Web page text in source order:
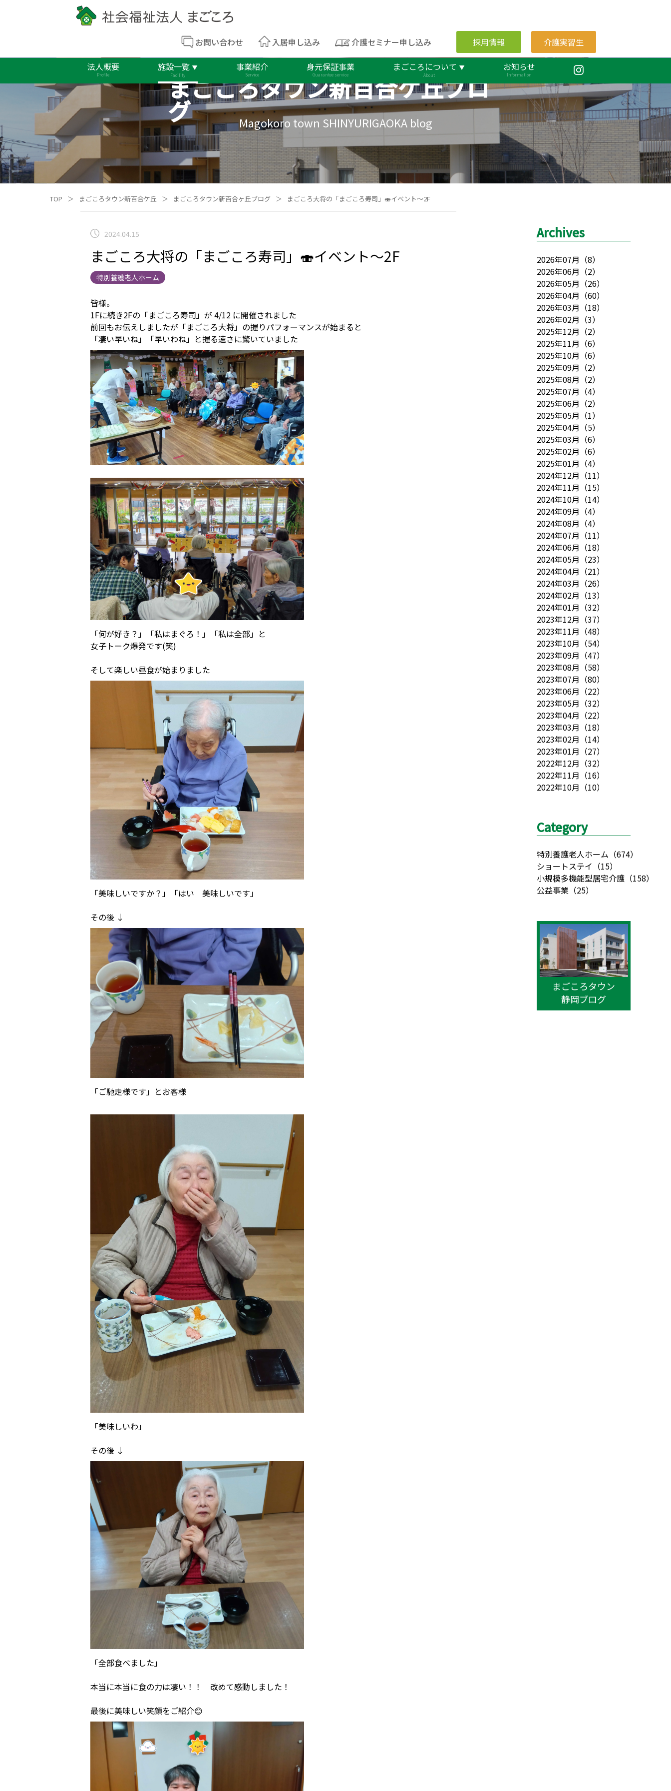
お問い合わせ 入居申し込み 介護セミナー申し込み 採用情報 介護実習生
法人概要
Profile
施設一覧
Facility
事業紹介
Service
身元保証事業
Guarantee service
まごころについて
About
お知らせ
Information
まごころタウン新百合ケ丘ブロ
グ Magokoro town SHINYURIGAOKA blog
TOP ＞ まごころタウン新百合ケ丘 ＞ まごころタウン新百合ヶ丘ブログ ＞ まごころ大将の「まごころ寿司」🍣イベント～2F
2024.04.15
まごころ大将の「まごころ寿司」🍣イベント～2F
特別養護老人ホーム
皆様。
1Fに続き2Fの「まごころ寿司」が 4/12 に開催されました
前回もお伝えしましたが「まごころ大将」の握りパフォーマンスが始まると
「凄い早いね」「早いわね」と握る速さに驚いていました
「何が好き？」「私はまぐろ！」「私は全部」と
女子トーク爆発です(笑)
そして楽しい昼食が始まりました
「美味しいですか？」「はい 美味しいです」
その後 ↓
「ご馳走様です」とお客様
「美味しいわ」
その後 ↓
「全部食べました」
本当に本当に食の力は凄い！！ 改めて感動しました！
最後に美味しい笑顔をご紹介😊
Archives
2026年07月 （8）
2026年06月 （2）
2026年05月 （26）
2026年04月 （60）
2026年03月 （18）
2026年02月 （3）
2025年12月 （2）
2025年11月 （6）
2025年10月 （6）
2025年09月 （2）
2025年08月 （2）
2025年07月 （4）
2025年06月 （2）
2025年05月 （1）
2025年04月 （5）
2025年03月 （6）
2025年02月 （6）
2025年01月 （4）
2024年12月 （11）
2024年11月 （15）
2024年10月 （14）
2024年09月 （4）
2024年08月 （4）
2024年07月 （11）
2024年06月 （18）
2024年05月 （23）
2024年04月 （21）
2024年03月 （26）
2024年02月 （13）
2024年01月 （32）
2023年12月 （37）
2023年11月 （48）
2023年10月 （54）
2023年09月 （47）
2023年08月 （58）
2023年07月 （80）
2023年06月 （22）
2023年05月 （32）
2023年04月 （22）
2023年03月 （18）
2023年02月 （14）
2023年01月 （27）
2022年12月 （32）
2022年11月 （16）
2022年10月 （10）
Category
特別養護老人ホーム （674）
ショートステイ （15）
小規模多機能型居宅介護 （158）
公益事業 （25）
まごころタウン
静岡ブログ